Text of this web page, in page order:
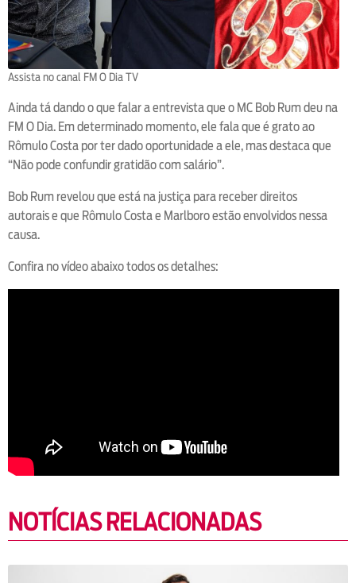
Assista no canal FM O Dia TV
Ainda tá dando o que falar a entrevista que o MC Bob Rum deu na
FM O Dia. Em determinado momento, ele fala que é grato ao
Rômulo Costa por ter dado oportunidade a ele, mas destaca que
“Não pode confundir gratidão com salário”.
Bob Rum revelou que está na justiça para receber direitos
autorais e que Rômulo Costa e Marlboro estão envolvidos nessa
causa.
Confira no vídeo abaixo todos os detalhes:
NOTÍCIAS RELACIONADAS